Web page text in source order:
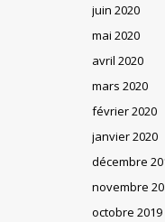
juin 2020
mai 2020
avril 2020
mars 2020
février 2020
janvier 2020
décembre
novembre
octobre 2019